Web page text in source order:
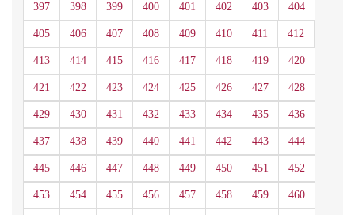
397 398 399 400 401 402 403 404
405 406 407 408 409 410 411 412
413 414 415 416 417 418 419 420
421 422 423 424 425 426 427 428
429 430 431 432 433 434 435 436
437 438 439 440 441 442 443 444
445 446 447 448 449 450 451 452
453 454 455 456 457 458 459 460